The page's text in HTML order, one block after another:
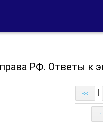
РФ. Ответы к
<<
↑